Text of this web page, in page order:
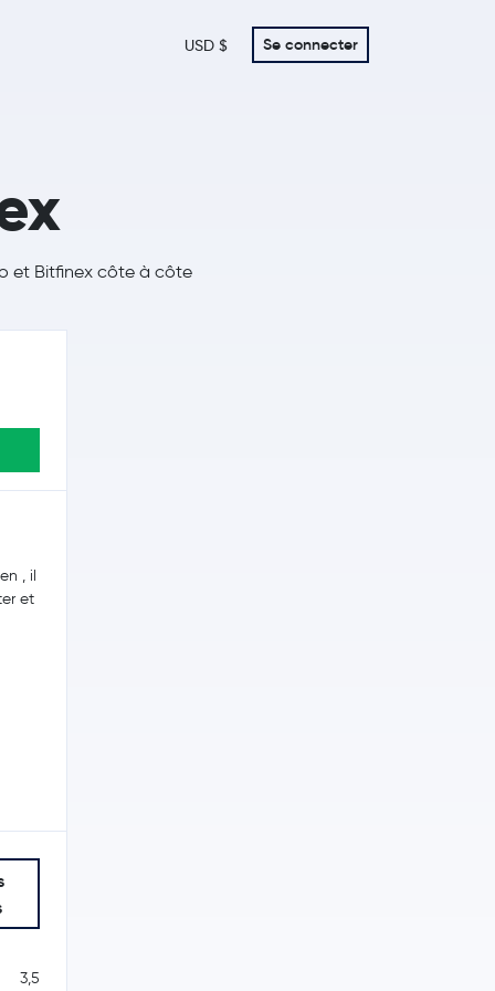
USD $ Se connecter
et Bitfinex côte à côte
, il
et
3,5